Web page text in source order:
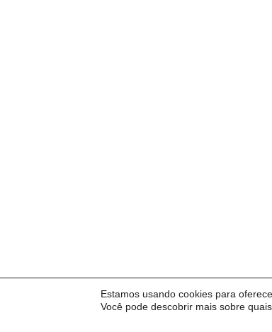
Estamos usando cookies para
Você pode descobrir mais sobre